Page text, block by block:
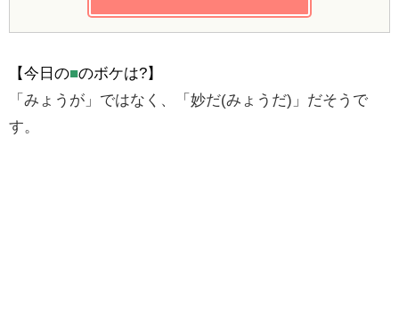
【今日の■のボケは?】
「みょうが」ではなく、「妙だ(みょうだ)」だそうで
す。